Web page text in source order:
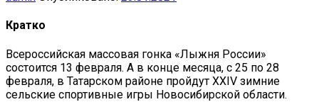
Кратко
Всероссийская массовая гонка «Лыжня России»
состоится 13 февраля. А в конце месяца, с 25 по 28
февраля, в Татарском районе пройдут XXIV зимние
сельские спортивные игры Новосибирской области.